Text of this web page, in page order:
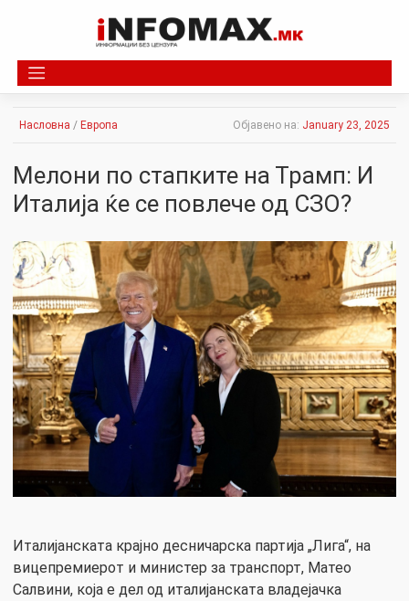
Насловна / Европа Објавено на: January 23, 2025
Мелони по стапките на Трамп: И
Италија ќе се повлече од СЗО?
Италијанската крајно десничарска партија „Лига“, на
вицепремиерот и министер за транспорт, Матео
Салвини, која е дел од италијанската владејачка